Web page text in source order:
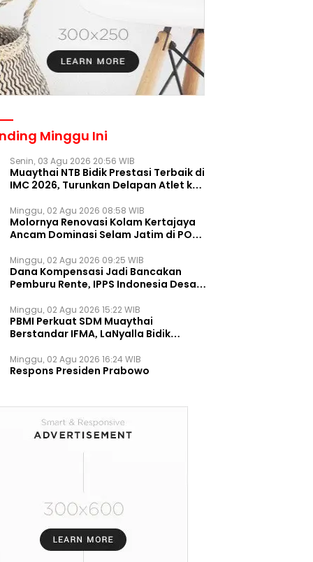
Minggu Ini
Senin, 03 Agu 2026 20:56 WIB
Muaythai NTB Bidik Prestasi Terbaik di
IMC 2026, Turunkan Delapan Atlet ke
Minggu, 02 Agu 2026 08:58 WIB
Molornya Renovasi Kolam Kertajaya
Ancam Dominasi Selam Jatim di PON
Minggu, 02 Agu 2026 09:25 WIB
Dana Kompensasi Jadi Bancakan
Pemburu Rente, IPPS Indonesia Desak
Permanen
Minggu, 02 Agu 2026 15:22 WIB
PBMI Perkuat SDM Muaythai
Berstandar IFMA, LaNyalla Bidik
Minggu, 02 Agu 2026 16:24 WIB
Respons Presiden Prabowo